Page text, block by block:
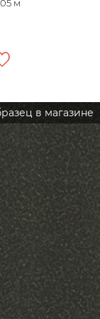
м
в магазине